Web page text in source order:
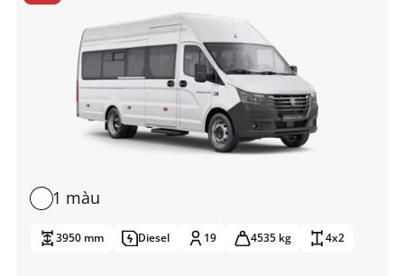
1 màu
3950 mm Diesel 19 4535 kg 4x2